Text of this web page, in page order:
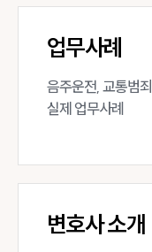
업무사례
음주운전, 교통범죄
실제 업무사례
변호사 소개